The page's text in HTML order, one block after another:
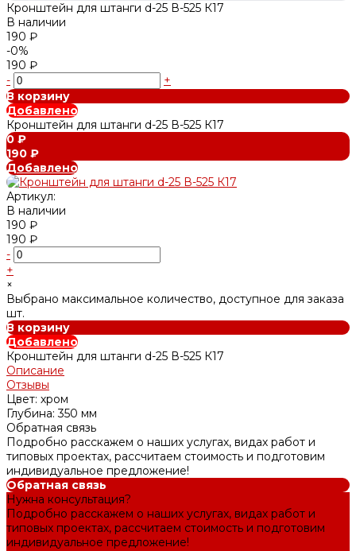
Кронштейн для штанги d-25 В-525 К17
В наличии
190 ₽
-0%
190 ₽
-
+
В корзину
Добавлено
Кронштейн для штанги d-25 В-525 К17
0 ₽
190 ₽
Добавлено
Артикул:
В наличии
190 ₽
190 ₽
-
+
×
Выбрано максимальное количество, доступное для заказа
шт.
В корзину
Добавлено
Кронштейн для штанги d-25 В-525 К17
Описание
Отзывы
Цвет: хром
Глубина: 350 мм
Обратная связь
Подробно расскажем о наших услугах, видах работ и
типовых проектах, рассчитаем стоимость и подготовим
индивидуальное предложение!
Обратная связь
Нужна консультация?
Подробно расскажем о наших услугах, видах работ и
типовых проектах, рассчитаем стоимость и подготовим
индивидуальное предложение!